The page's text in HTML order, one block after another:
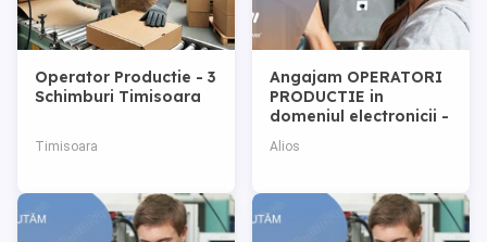
Operator Productie - 3
Schimburi Timisoara
Timisoara
Angajam OPERATORI
PRODUCTIE in
domeniul electronicii -
TIMISOARA
Alios